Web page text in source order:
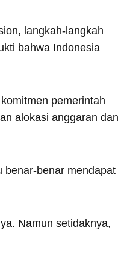
langkah-langkah
bahwa Indonesia
pemerintah
alokasi anggaran dan
benar-benar mendapat
Namun setidaknya,